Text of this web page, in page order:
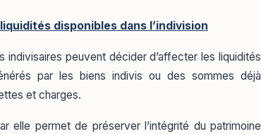
disponibles dans l’indivision
indivisaires peuvent décider d’affecter les liquidités
par les biens indivis ou des sommes déjà
et charges.
elle permet de préserver l’intégrité du patrimoine